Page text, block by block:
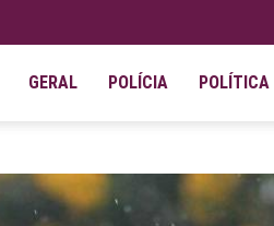
GERAL POLÍCIA POLÍTICA